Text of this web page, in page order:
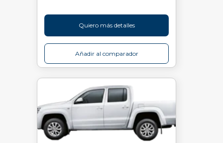
Quiero más detalles
Añadir al comparador